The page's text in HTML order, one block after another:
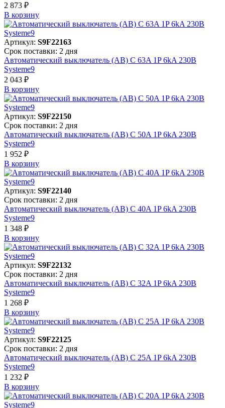
2 873 ₽
В корзинy
Артикул: S9F22163
Срок поставки: 2 дня
Автоматический выключатель (АВ) C 63A 1P 6kA 230В
Systeme9
2 043 ₽
В корзинy
Артикул: S9F22150
Срок поставки: 2 дня
Автоматический выключатель (АВ) C 50A 1P 6kA 230В
Systeme9
1 952 ₽
В корзинy
Артикул: S9F22140
Срок поставки: 2 дня
Автоматический выключатель (АВ) C 40A 1P 6kA 230В
Systeme9
1 348 ₽
В корзинy
Артикул: S9F22132
Срок поставки: 2 дня
Автоматический выключатель (АВ) C 32A 1P 6kA 230В
Systeme9
1 268 ₽
В корзинy
Артикул: S9F22125
Срок поставки: 2 дня
Автоматический выключатель (АВ) C 25A 1P 6kA 230В
Systeme9
1 232 ₽
В корзинy